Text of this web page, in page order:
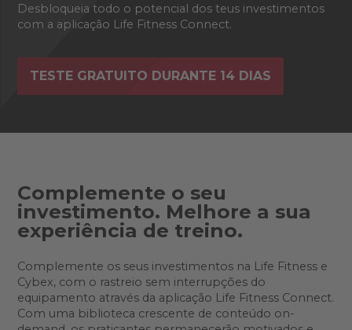
Desbloqueia todo o potencial dos teus investimentos
com a aplicação Life Fitness Connect.
TESTE GRATUITO DURANTE 14 DIAS
Complemente o seu
investimento. Melhore a sua
experiência de treino.
Complemente os seus investimentos na Life Fitness e
Cybex, com o rastreio sem interrupções do
equipamento através da aplicação Life Fitness Connect.
Com uma biblioteca crescente de conteúdo on-